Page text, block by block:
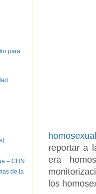
reportar a
era
los
para
– CHN
de la